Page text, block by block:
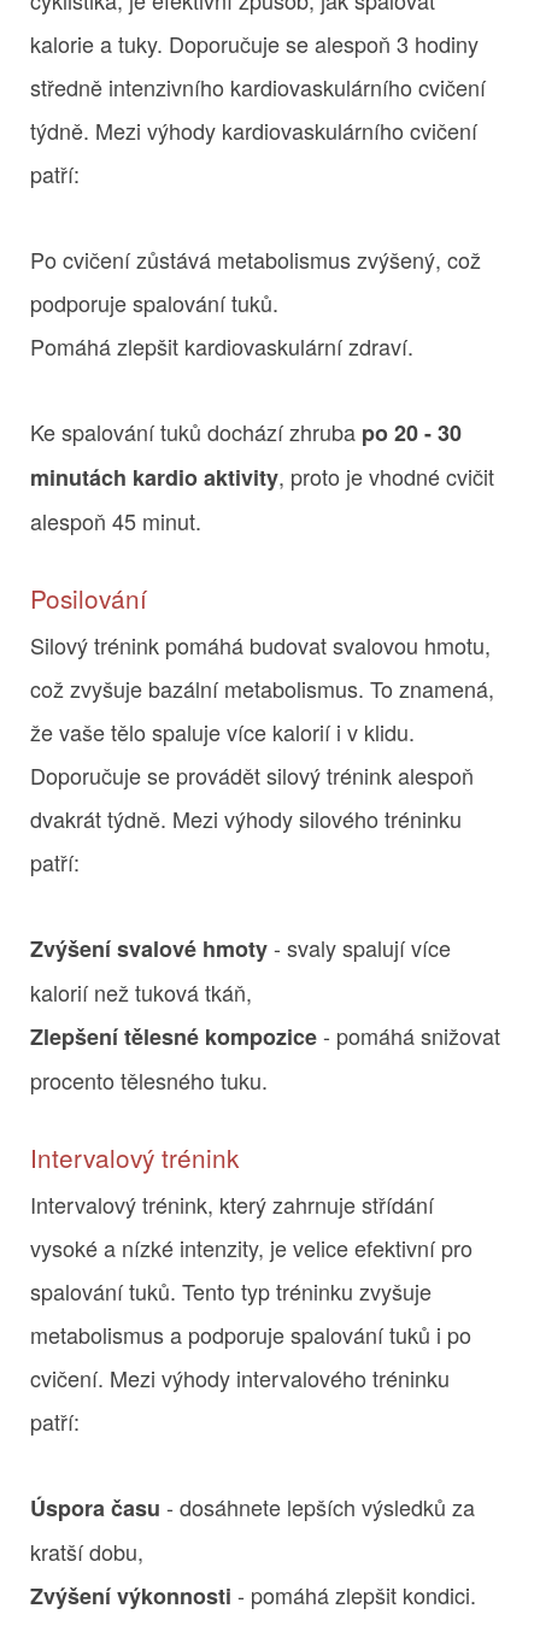
kalorie a tuky. Doporučuje se alespoň 3 hodiny
středně intenzivního kardiovaskulárního cvičení
týdně. Mezi výhody kardiovaskulárního cvičení
patří:
Po cvičení zůstává metabolismus zvýšený, což
podporuje spalování tuků.
Pomáhá zlepšit kardiovaskulární zdraví.
Ke spalování tuků dochází zhruba po 20 - 30
minutách kardio aktivity, proto je vhodné cvičit
alespoň 45 minut.
Posilování
Silový trénink pomáhá budovat svalovou hmotu,
což zvyšuje bazální metabolismus. To znamená,
že vaše tělo spaluje více kalorií i v klidu.
Doporučuje se provádět silový trénink alespoň
dvakrát týdně. Mezi výhody silového tréninku
patří:
Zvýšení svalové hmoty- svaly spalují více
kalorií než tuková tkáň,
Zlepšení tělesné kompozice- pomáhá snižovat
procento tělesného tuku.
Intervalový trénink
Intervalový trénink, který zahrnuje střídání
vysoké a nízké intenzity, je velice efektivní pro
spalování tuků. Tento typ tréninku zvyšuje
metabolismus a podporuje spalování tuků i po
cvičení. Mezi výhody intervalového tréninku
patří:
Úspora času - dosáhnete lepších výsledků za
kratší dobu,
Zvýšení výkonnosti - pomáhá zlepšit kondici.